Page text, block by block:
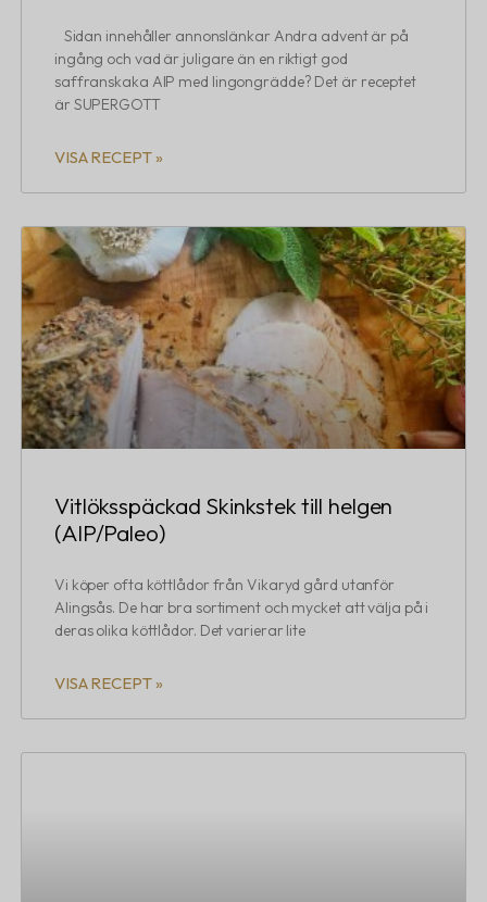
Sidan innehåller annonslänkar Andra advent är på
ingång och vad är juligare än en riktigt god
saffranskaka AIP med lingongrädde? Det är receptet
är SUPERGOTT
VISA RECEPT »
Vitlöksspäckad Skinkstek till helgen
(AIP/Paleo)
Vi köper ofta köttlådor från Vikaryd gård utanför
Alingsås. De har bra sortiment och mycket att välja på i
deras olika köttlådor. Det varierar lite
VISA RECEPT »